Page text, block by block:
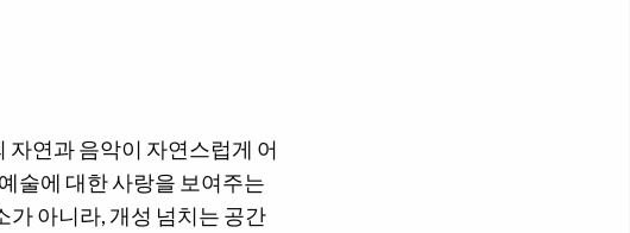
자연과 음악이 자연스럽게 어
술에 대한 사랑을 보여주는
아니라, 개성 넘치는 공간